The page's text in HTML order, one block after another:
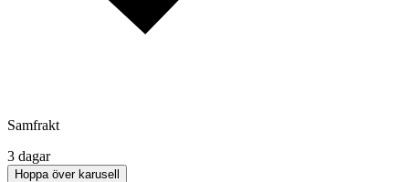
Samfrakt
3 dagar
Hoppa över karusell